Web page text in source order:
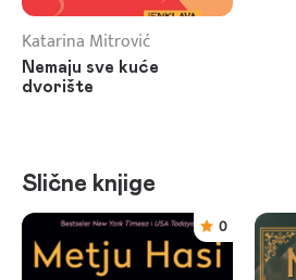
Katarina Mitrović
Nemaju sve kuće
dvorište
Slične knjige
0